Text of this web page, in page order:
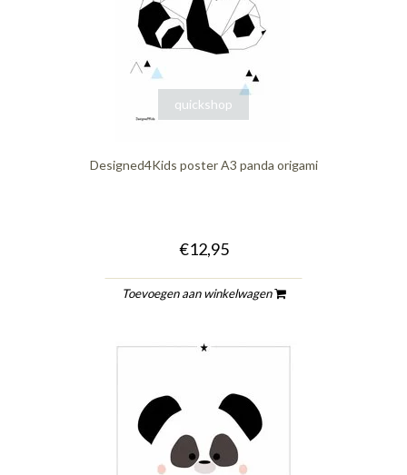
quickshop
Designed4Kids poster A3 panda origami
€12,95
Toevoegen aan winkelwagen